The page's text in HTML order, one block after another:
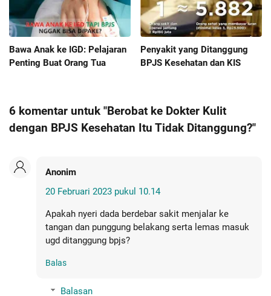
Bawa Anak ke IGD: Pelajaran
Penting Buat Orang Tua
Penyakit yang Ditanggung
BPJS Kesehatan dan KIS
6 komentar untuk "Berobat ke Dokter Kulit
dengan BPJS Kesehatan Itu Tidak Ditanggung?"
Anonim
20 Februari 2023 pukul 10.14
Apakah nyeri dada berdebar sakit menjalar ke
tangan dan punggung belakang serta lemas masuk
ugd ditanggung bpjs?
Balas
Balasan